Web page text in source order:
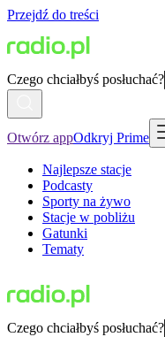
Przejdź do treści
Czego chciałbyś posłuchać?
Otwórz appOdkryj Prime
Najlepsze stacje
Podcasty
Sporty na żywo
Stacje w pobliżu
Gatunki
Tematy
Czego chciałbyś posłuchać?